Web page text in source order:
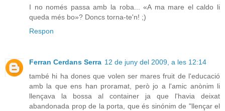
I no només passa amb la roba... «A ma mare el caldo li
queda més bo»? Doncs torna-te'n! ;)
Respon
Ferran Cerdans Serra 12 de juny del 2009, a les 12:14
també hi ha dones que volen ser mares fruit de l'educació
amb la que ens han proramat, però jo a l'amic anònim li
llençava la bossa al container ja que l'havia deixat
abandonada prop de la porta, que és sinónim de "llençar el